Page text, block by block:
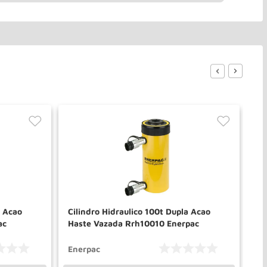
Cilindro Hidraulico 100t Dupla Acao
Haste Vazada Rrh10010 Enerpac
Enerpac